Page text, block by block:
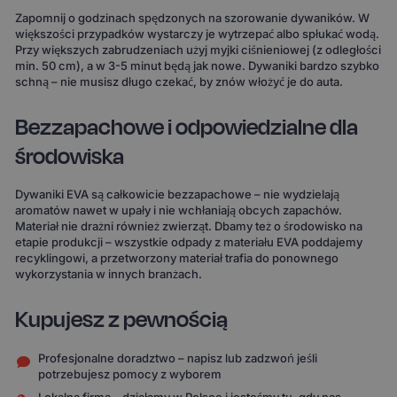
Zapomnij o godzinach spędzonych na szorowanie dywaników. W
większości przypadków wystarczy je wytrzepać albo spłukać wodą.
Przy większych zabrudzeniach użyj myjki ciśnieniowej (z odległości
min. 50 cm), a w 3-5 minut będą jak nowe. Dywaniki bardzo szybko
schną – nie musisz długo czekać, by znów włożyć je do auta.
Bezzapachowe i odpowiedzialne dla
środowiska
Dywaniki EVA są całkowicie bezzapachowe – nie wydzielają
aromatów nawet w upały i nie wchłaniają obcych zapachów.
Materiał nie drażni również zwierząt. Dbamy też o środowisko na
etapie produkcji – wszystkie odpady z materiału EVA poddajemy
recyklingowi, a przetworzony materiał trafia do ponownego
wykorzystania w innych branżach.
Kupujesz z pewnością
Profesjonalne doradztwo – napisz lub zadzwoń jeśli
potrzebujesz pomocy z wyborem